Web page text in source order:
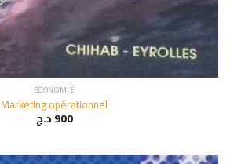
ECONOMIE
Marketing opérationnel
900د.ج